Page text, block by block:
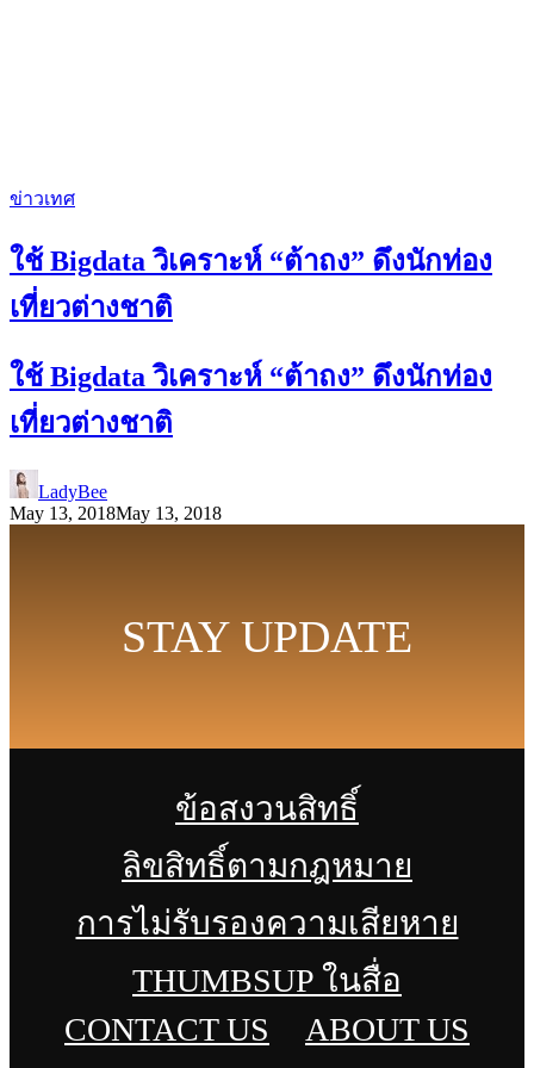
ข่าวเทศ
ใช้ Bigdata วิเคราะห์ “ต้าถง” ดึงนักท่อง
เที่ยวต่างชาติ
ใช้ Bigdata วิเคราะห์ “ต้าถง” ดึงนักท่อง
เที่ยวต่างชาติ
LadyBee
May 13, 2018May 13, 2018
STAY UPDATE
ข้อสงวนสิทธิ์
ลิขสิทธิ์ตามกฎหมาย
การไม่รับรองความเสียหาย
THUMBSUP ในสื่อ
CONTACT US
ABOUT US